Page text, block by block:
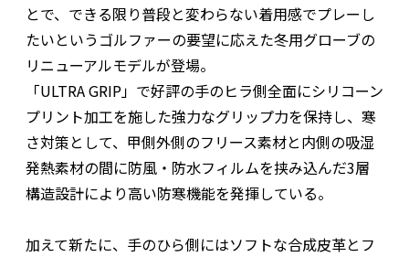
とで、できる限り普段と変わらない着用感でプレーし
たいというゴルファーの要望に応えた冬用グローブの
リニューアルモデルが登場。
「ULTRA GRIP」で好評の手のヒラ側全面にシリコーン
プリント加工を施した強力なグリップ力を保持し、寒
さ対策として、甲側外側のフリース素材と内側の吸湿
発熱素材の間に防風・防水フィルムを挟み込んだ3層
構造設計により高い防寒機能を発揮している。
加えて新たに、手のひら側にはソフトな合成皮革とフ